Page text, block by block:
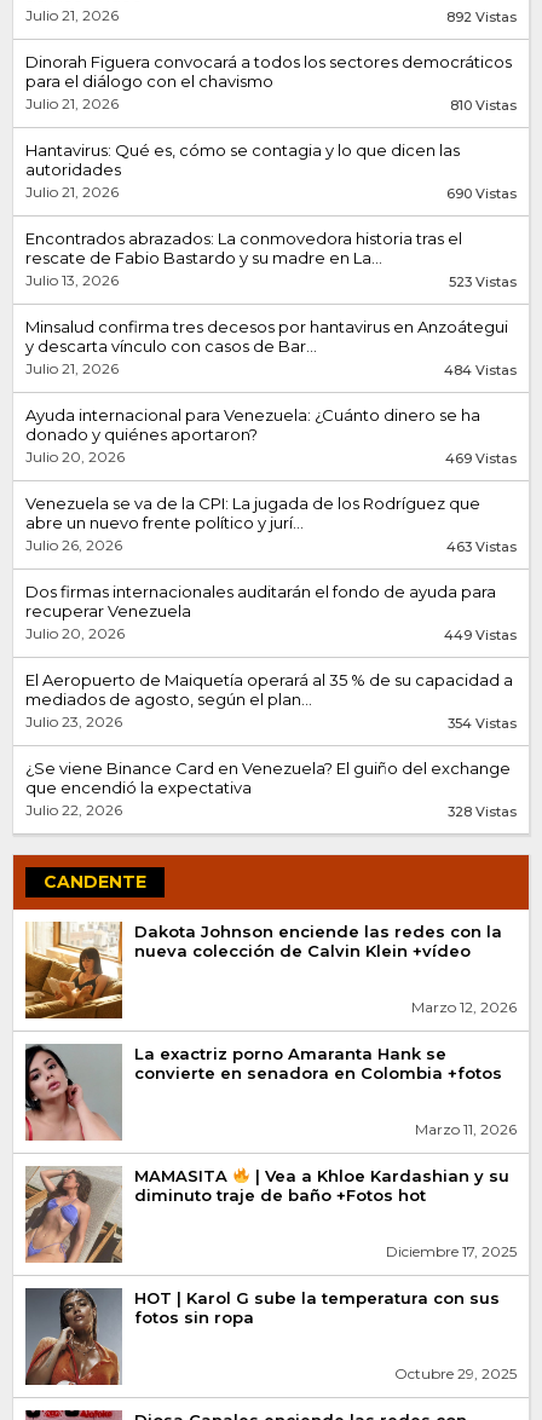
Julio 21, 2026 892 Vistas
Dinorah Figuera convocará a todos los sectores democráticos
para el diálogo con el chavismo
Julio 21, 2026 810 Vistas
Hantavirus: Qué es, cómo se contagia y lo que dicen las
autoridades
Julio 21, 2026 690 Vistas
Encontrados abrazados: La conmovedora historia tras el
rescate de Fabio Bastardo y su madre en La...
Julio 13, 2026 523 Vistas
Minsalud confirma tres decesos por hantavirus en Anzoátegui
y descarta vínculo con casos de Bar...
Julio 21, 2026 484 Vistas
Ayuda internacional para Venezuela: ¿Cuánto dinero se ha
donado y quiénes aportaron?
Julio 20, 2026 469 Vistas
Venezuela se va de la CPI: La jugada de los Rodríguez que
abre un nuevo frente político y jurí...
Julio 26, 2026 463 Vistas
Dos firmas internacionales auditarán el fondo de ayuda para
recuperar Venezuela
Julio 20, 2026 449 Vistas
El Aeropuerto de Maiquetía operará al 35 % de su capacidad a
mediados de agosto, según el plan...
Julio 23, 2026 354 Vistas
¿Se viene Binance Card en Venezuela? El guiño del exchange
que encendió la expectativa
Julio 22, 2026 328 Vistas
CANDENTE
Dakota Johnson enciende las redes con la
nueva colección de Calvin Klein +vídeo
Marzo 12, 2026
La exactriz porno Amaranta Hank se
convierte en senadora en Colombia +fotos
Marzo 11, 2026
MAMASITA
| Vea a Khloe Kardashian y su
diminuto traje de baño +Fotos hot
Diciembre 17, 2025
HOT | Karol G sube la temperatura con sus
fotos sin ropa
Octubre 29, 2025